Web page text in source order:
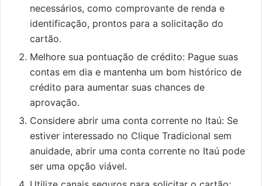
necessários, como comprovante de renda e
identificação, prontos para a solicitação do
cartão.
Melhore sua pontuação de crédito: Pague suas
contas em dia e mantenha um bom histórico de
crédito para aumentar suas chances de
aprovação.
Considere abrir uma conta corrente no Itaú: Se
estiver interessado no Clique Tradicional sem
anuidade, abrir uma conta corrente no Itaú pode
ser uma opção viável.